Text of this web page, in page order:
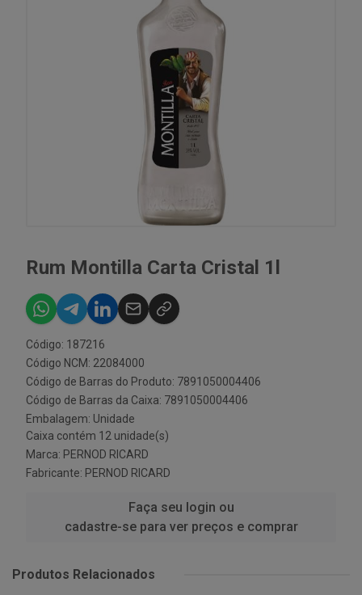
Rum Montilla Carta Cristal 1l
Código: 187216
Código NCM: 22084000
Código de Barras do Produto: 7891050004406
Código de Barras da Caixa: 7891050004406
Embalagem: Unidade
Caixa contém 12 unidade(s)
Marca: PERNOD RICARD
Fabricante: PERNOD RICARD
Faça seu login ou
cadastre-se para ver preços e comprar
Produtos Relacionados